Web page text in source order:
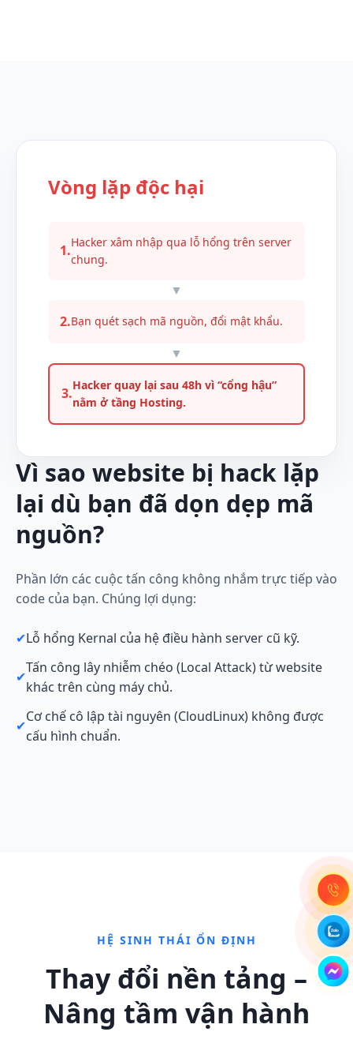
Vòng lặp độc hại
1.Hacker xâm nhập qua lỗ hổng trên server
chung.
▼
2.Bạn quét sạch mã nguồn, đổi mật khẩu.
▼
3.Hacker quay lại sau 48h vì “cổng hậu”
nằm ở tầng Hosting.
Vì sao website bị hack lặp
lại dù bạn đã dọn dẹp mã
nguồn?
Phần lớn các cuộc tấn công không nhắm trực tiếp vào
code của bạn. Chúng lợi dụng:
✔Lỗ hổng Kernal của hệ điều hành server cũ kỹ.
✔
Tấn công lây nhiễm chéo (Local Attack) từ website
khác trên cùng máy chủ.
✔
Cơ chế cô lập tài nguyên (CloudLinux) không được
cấu hình chuẩn.
HỆ SINH THÁI ỔN ĐỊNH
Thay đổi nền tảng –
Nâng tầm vận hành